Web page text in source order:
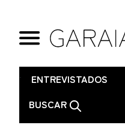
. ENTREVISTADOS
BUSCAR